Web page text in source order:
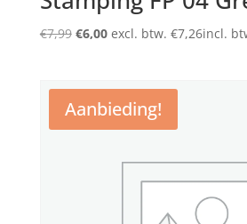
€7,99 Oorspronkelijke
€7,99.
€6,00Huidige
€6,00.
excl. btw. €7,26incl.
Aanbieding!